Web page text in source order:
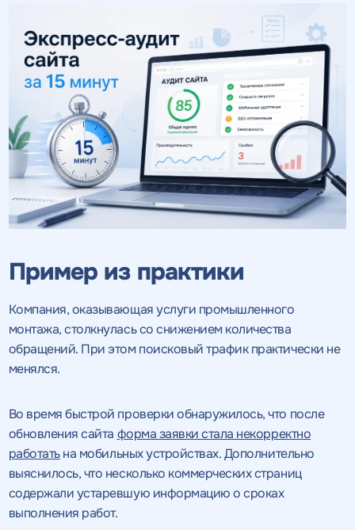
Пример из практики
Компания, оказывающая услуги промышленного
монтажа, столкнулась со снижением количества
обращений. При этом поисковый трафик практически не
менялся.
Во время быстрой проверки обнаружилось, что после
обновления сайта форма заявки стала некорректно
работатьна мобильных устройствах. Дополнительно
выяснилось, что несколько коммерческих страниц
содержали устаревшую информацию о сроках
выполнения работ.